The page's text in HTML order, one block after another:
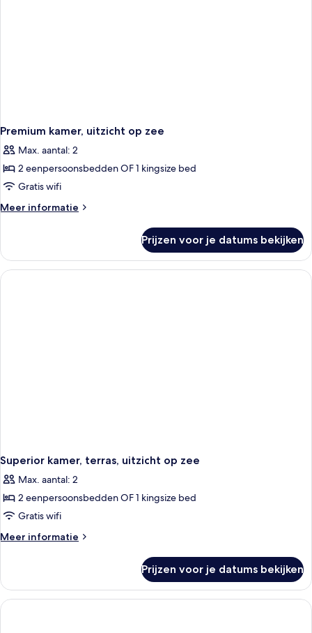
Premium kamer, uitzicht op zee
Max. aantal: 2
2 eenpersoonsbedden OF 1 kingsize bed
Gratis wifi
Meer informatie
Meer
kamer,
uitzicht
op
Prijzen voor je datums bekijken
Superior kamer, terras, uitzicht op zee
Max. aantal: 2
2 eenpersoonsbedden OF 1 kingsize bed
Gratis wifi
Meer informatie
Meer
kamer,
terras,
uitzicht
Prijzen voor je datums bekijken